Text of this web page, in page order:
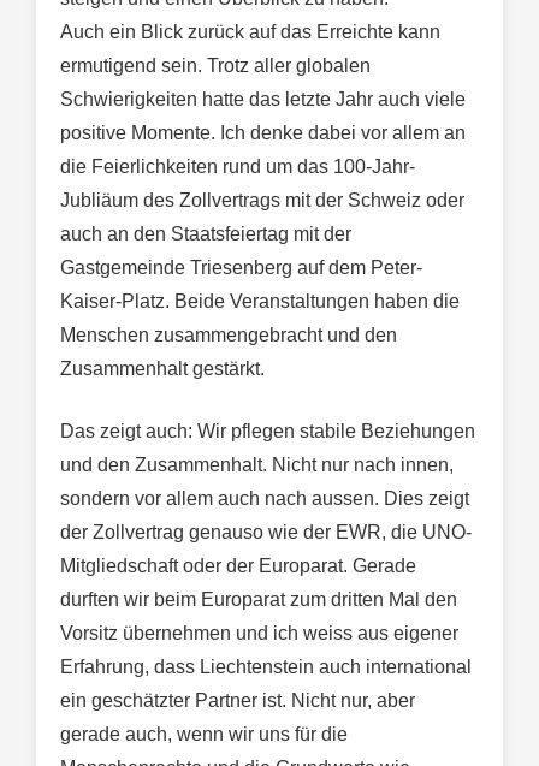
Auch ein Blick zurück auf das Erreichte kann
ermutigend sein. Trotz aller globalen
Schwierigkeiten hatte das letzte Jahr auch viele
positive Momente. Ich denke dabei vor allem an
die Feierlichkeiten rund um das 100-Jahr-
Jubliäum des Zollvertrags mit der Schweiz oder
auch an den Staatsfeiertag mit der
Gastgemeinde Triesenberg auf dem Peter-
Kaiser-Platz. Beide Veranstaltungen haben die
Menschen zusammengebracht und den
Zusammenhalt gestärkt.
Das zeigt auch: Wir pflegen stabile Beziehungen
und den Zusammenhalt. Nicht nur nach innen,
sondern vor allem auch nach aussen. Dies zeigt
der Zollvertrag genauso wie der EWR, die UNO-
Mitgliedschaft oder der Europarat. Gerade
durften wir beim Europarat zum dritten Mal den
Vorsitz übernehmen und ich weiss aus eigener
Erfahrung, dass Liechtenstein auch international
ein geschätzter Partner ist. Nicht nur, aber
gerade auch, wenn wir uns für die